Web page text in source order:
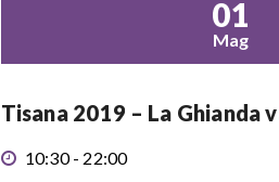
01
Mag
Tisana 2019 – La Ghianda
10:30 - 22:00